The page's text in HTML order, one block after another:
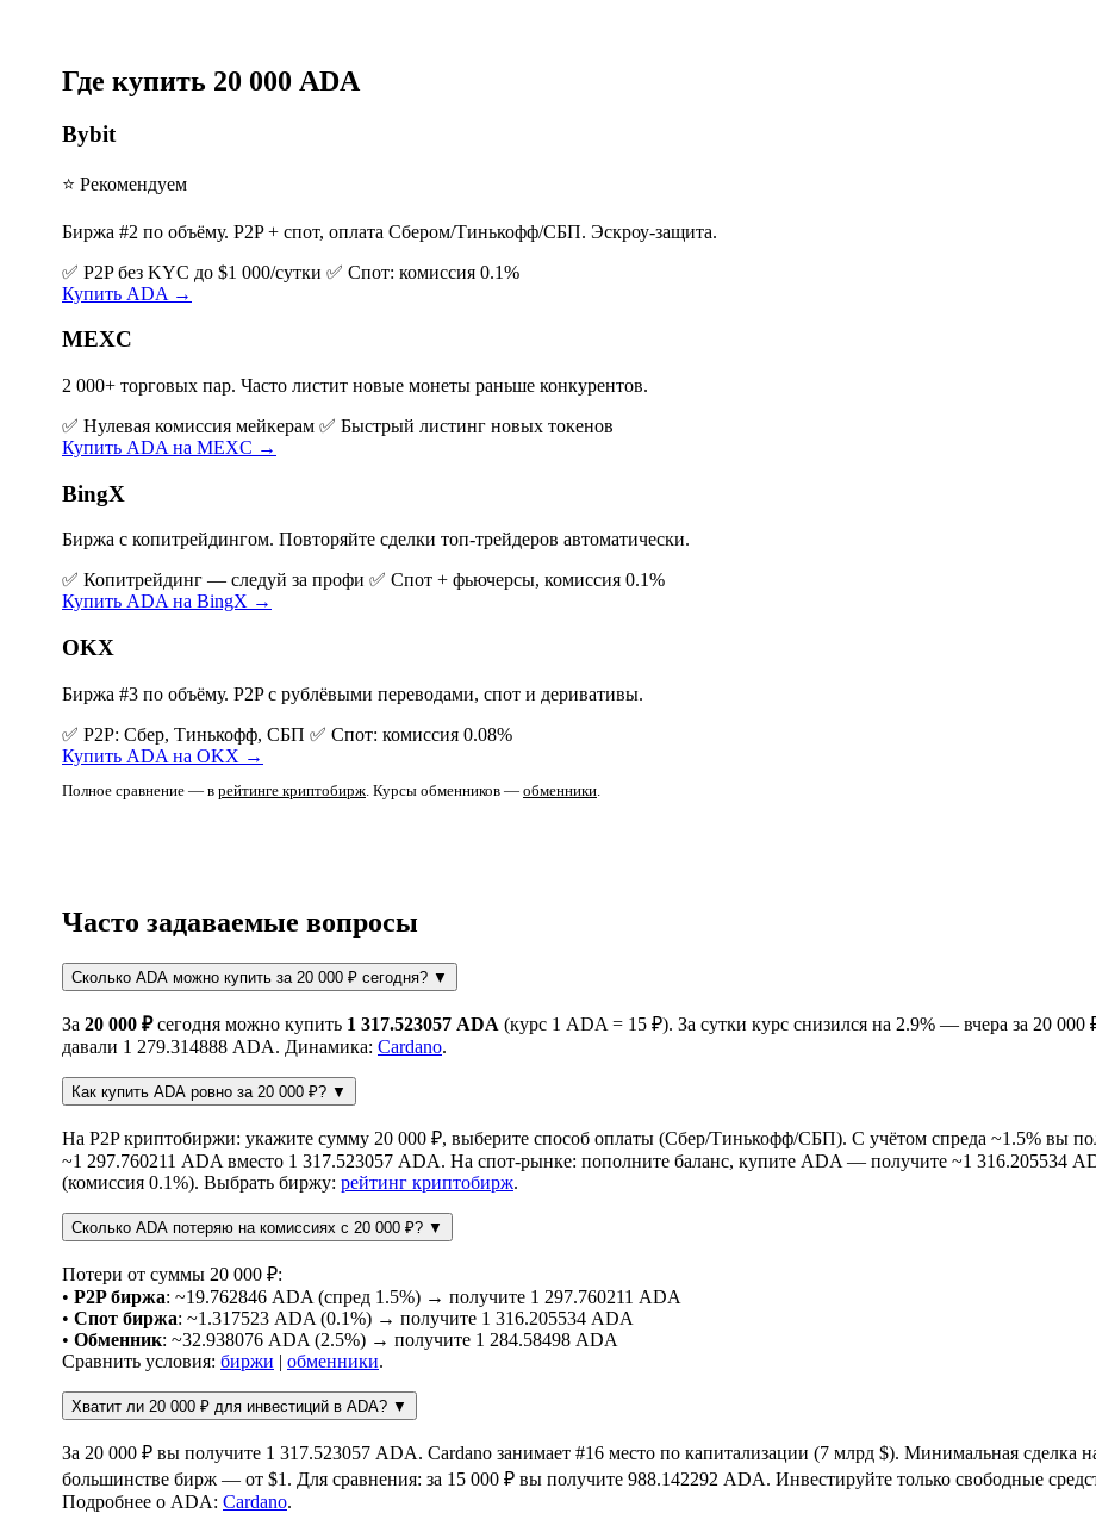
Где купить 20 000 ADA
Bybit
⭐ Рекомендуем
Биржа #2 по объёму. P2P + спот, оплата Сбером/Тинькофф/СБП. Эскроу-защита.
✅ P2P без KYC до $1 000/сутки ✅ Спот: комиссия 0.1%
Купить ADA →
MEXC
2 000+ торговых пар. Часто листит новые монеты раньше конкурентов.
✅ Нулевая комиссия мейкерам ✅ Быстрый листинг новых токенов
Купить ADA на MEXC →
BingX
Биржа с копитрейдингом. Повторяйте сделки топ-трейдеров автоматически.
✅ Копитрейдинг — следуй за профи ✅ Спот + фьючерсы, комиссия 0.1%
Купить ADA на BingX →
OKX
Биржа #3 по объёму. P2P с рублёвыми переводами, спот и деривативы.
✅ P2P: Сбер, Тинькофф, СБП ✅ Спот: комиссия 0.08%
Купить ADA на OKX →
Полное сравнение — в рейтинге криптобирж . Курсы обменников — обменники
Часто задаваемые вопросы
Сколько ADA можно купить за 20 000 ₽ сегодня? ▼
За 20 000 ₽сегодня можно купить 1 317.523057 ADA (курс 1 ADA = 15 ₽). За сутки курс снизился на 2.9% — вчера за 20 000
давали 1 279.314888 ADA. Динамика: Cardano.
Как купить ADA ровно за 20 000 ₽? ▼
На P2P криптобиржи: укажите сумму 20 000 ₽, выберите способ оплаты (Сбер/Тинькофф/СБП). С учётом спреда ~1.5% вы
~1 297.760211 ADA вместо 1 317.523057 ADA. На спот-рынке: пополните баланс, купите ADA — получите ~1 316.205534
(комиссия 0.1%). Выбрать биржу: рейтинг криптобирж.
Сколько ADA потеряю на комиссиях с 20 000 ₽? ▼
Потери от суммы 20 000 ₽:
• P2P биржа: ~19.762846 ADA (спред 1.5%) → получите 1 297.760211 ADA
• Спот биржа: ~1.317523 ADA (0.1%) → получите 1 316.205534 ADA
• Обменник: ~32.938076 ADA (2.5%) → получите 1 284.58498 ADA
Сравнить условия: биржи | обменники.
Хватит ли 20 000 ₽ для инвестиций в ADA? ▼
За 20 000 ₽ вы получите 1 317.523057 ADA. Cardano занимает #16 место по капитализации (7 млрд $). Минимальная сделка
большинстве бирж — от $1. Для сравнения: за 15 000 ₽ вы получите 988.142292 ADA. Инвестируйте только свободные
Подробнее о ADA: Cardano.